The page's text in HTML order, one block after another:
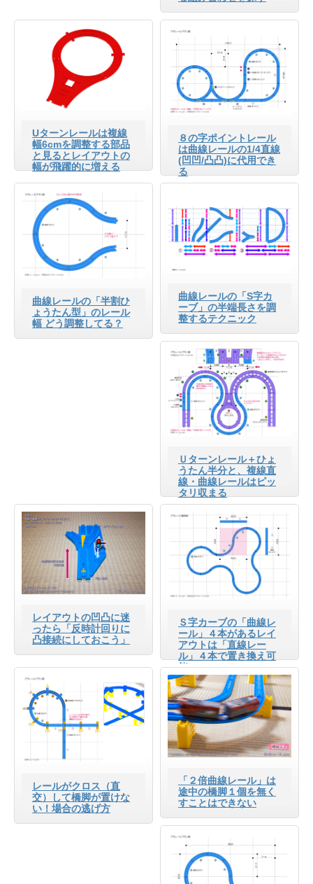
Uターンレールは複線
幅6cmを調整する部品
と見るとレイアウトの
幅が飛躍的に増える
８の字ポイントレール
は曲線レールの1/4直線
(凹凹/凸凸)に代用でき
る
曲線レールの「半割ひ
ょうたん型」のレール
幅 どう調整してる？
曲線レールの「S字カ
ーブ」の半端長さを調
整するテクニック
Ｕターンレール＋ひょ
うたん半分と、複線直
線・曲線レールはピッ
タリ収まる
レイアウトの凹凸に迷
ったら「反時計回りに
凸接続にしておこう」
Ｓ字カーブの「曲線レ
ール」４本があるレイ
アウトは「直線レー
ル」４本で置き換え可
能
レールがクロス（直
交）して橋脚が置けな
い！場合の逃げ方
「２倍曲線レール」は
途中の橋脚１個を無く
すことはできない